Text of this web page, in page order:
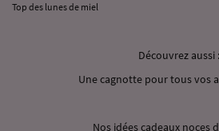
Top des lunes de miel
Découvrez aussi :
Une cagnotte pour tous vos
Nos idées cadeaux noces